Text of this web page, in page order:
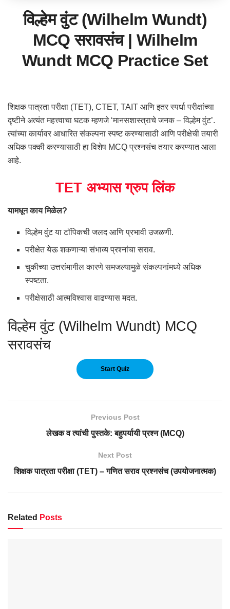
विल्हेम वुंट (Wilhelm Wundt)
MCQ सरावसंच | Wilhelm
Wundt MCQ Practice Set
शिक्षक पात्रता परीक्षा (TET), CTET, TAIT आणि इतर स्पर्धा परीक्षांच्या
दृष्टीने अत्यंत महत्त्वाचा घटक म्हणजे ‘मानसशास्त्राचे जनक – विल्हेम वुंट’.
त्यांच्या कार्यावर आधारित संकल्पना स्पष्ट करण्यासाठी आणि परीक्षेची तयारी
अधिक पक्की करण्यासाठी हा विशेष MCQ प्रश्नसंच तयार करण्यात आला
आहे.
TET अभ्यास ग्रुप लिंक
यामधून काय मिळेल?
विल्हेम वुंट या टॉपिकची जलद आणि प्रभावी उजळणी.
परीक्षेत येऊ शकणाऱ्या संभाव्य प्रश्नांचा सराव.
चुकीच्या उत्तरांमागील कारणे समजल्यामुळे संकल्पनांमध्ये अधिक
स्पष्टता.
परीक्षेसाठी आत्मविश्वास वाढण्यास मदत.
विल्हेम वुंट (Wilhelm Wundt) MCQ
सरावसंच
Previous Post
लेखक व त्यांची पुस्तके: बहुपर्यायी प्रश्न (MCQ)
Next Post
शिक्षक पात्रता परीक्षा (TET) – गणित सराव प्रश्नसंच (उपयोजनात्मक)
Related Posts